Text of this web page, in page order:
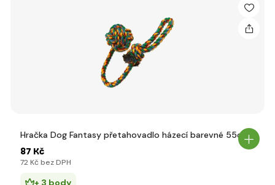
Hračka Dog Fantasy přetahovadlo házecí barevné 55cm
87 Kč
72 Kč bez DPH
+ 3 body